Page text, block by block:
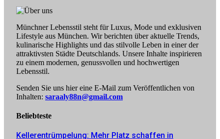
Münchner Lebensstil steht für Luxus, Mode und exklusiven
Lifestyle aus München. Wir berichten über aktuelle Trends,
kulinarische Highlights und das stilvolle Leben in einer der
attraktivsten Städte Deutschlands. Unsere Inhalte inspirieren
zu einem modernen, genussvollen und hochwertigen
Lebensstil.
Senden Sie uns hier eine E-Mail zum Veröffentlichen von
Inhalten: saraaly88n@gmail.com
Beliebteste
Kellerentrümpelung: Mehr Platz schaffen in